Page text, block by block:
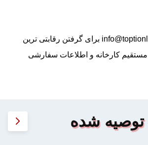
برای گرفتن رقابتی ترین
کارخانه و اطلاعات سفارشی
شده